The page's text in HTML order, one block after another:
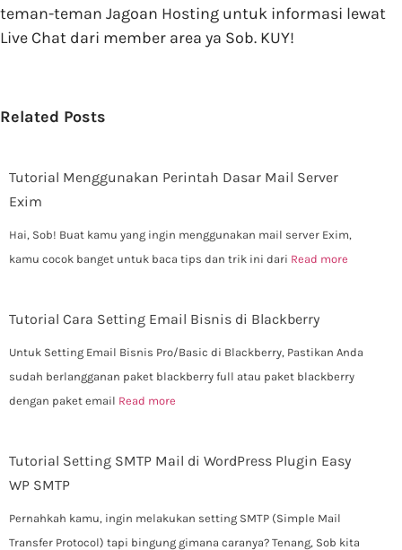
teman-teman Jagoan Hosting untuk informasi lewat
Live Chat dari member area ya Sob. KUY!
Related Posts
Tutorial Menggunakan Perintah Dasar Mail Server
Exim
Hai, Sob! Buat kamu yang ingin menggunakan mail server Exim,
kamu cocok banget untuk baca tips dan trik ini dari Read more
Tutorial Cara Setting Email Bisnis di Blackberry
Untuk Setting Email Bisnis Pro/Basic di Blackberry, Pastikan Anda
sudah berlangganan paket blackberry full atau paket blackberry
dengan paket email Read more
Tutorial Setting SMTP Mail di WordPress Plugin Easy
WP SMTP
Pernahkah kamu, ingin melakukan setting SMTP (Simple Mail
Transfer Protocol) tapi bingung gimana caranya? Tenang, Sob kita